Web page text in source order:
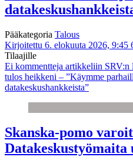
Pääkategoria Talous
Kirjoitettu 6. elokuuta 2026, 9:45
Tilaajille
Ei kommentteja artikkeliin SRV:n
tulos heikkeni – ”Käymme
datakeskushankkeista”
Skanska-pomo
Datakeskustyömaita